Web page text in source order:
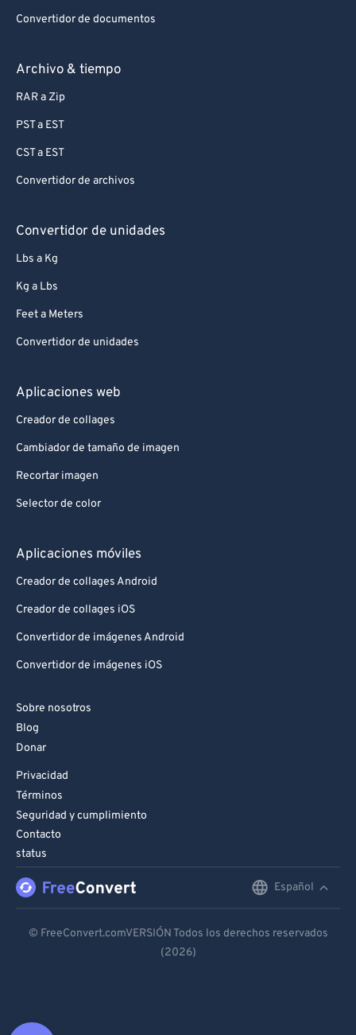
Convertidor de documentos
Archivo & tiempo
RAR a Zip
PST a EST
CST a EST
Convertidor de archivos
Convertidor de unidades
Lbs a Kg
Kg a Lbs
Feet a Meters
Convertidor de unidades
Aplicaciones web
Creador de collages
Cambiador de tamaño de imagen
Recortar imagen
Selector de color
Aplicaciones móviles
Creador de collages Android
Creador de collages iOS
Convertidor de imágenes Android
Convertidor de imágenes iOS
Sobre nosotros
Blog
Donar
Privacidad
Términos
Seguridad y cumplimiento
Contacto
status
Español
Español
© FreeConvert.comVERSIÓN Todos los derechos reservados
(2026)